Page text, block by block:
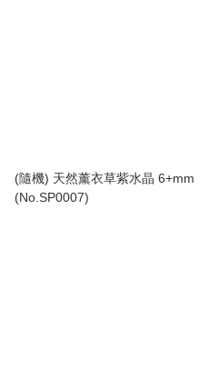
(隨機) 天然薰衣草紫水晶 6+mm
(No.SP0007)